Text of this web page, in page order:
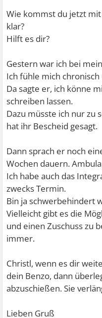
Wie kommst du jetzt
klar?
Hilft es dir?
Gestern war ich bei
Ich fühle mich
Da sagte er, ich könne
schreiben lassen.
Dazu müsste ich nur zu
hat ihr Bescheid gesagt.
Dann sprach er noch
Wochen dauern.
Ich habe auch das
zwecks Termin.
Bin ja schwerbehindert
Vielleicht gibt es die
und einen Zuschuss zu
immer.
Christl, wenn es dir
dein Benzo, dann
abzuschießen. Sie
Lieben Gruß